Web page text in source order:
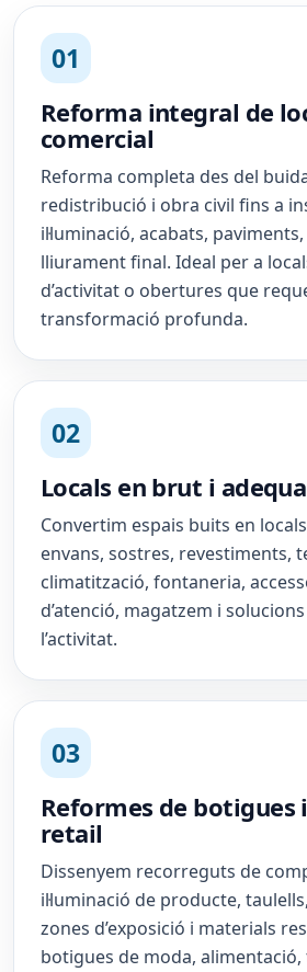
01
Reforma integral de
comercial
Reforma completa des del
redistribució i obra civil fins a
il·luminació, acabats,
lliurament final. Ideal per a
d’activitat o obertures que
transformació profunda.
02
Locals en brut i
Convertim espais buits en
envans, sostres, revestiments,
climatització, fontaneria,
d’atenció, magatzem i
l’activitat.
03
Reformes de botigues
retail
Dissenyem recorreguts de
il·luminació de producte,
zones d’exposició i materials
botigues de moda,